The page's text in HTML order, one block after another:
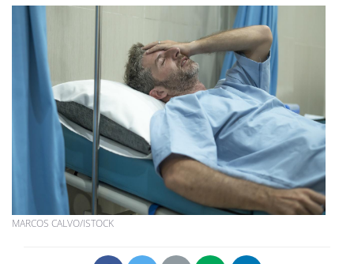
MARCOS CALVO/ISTOCK